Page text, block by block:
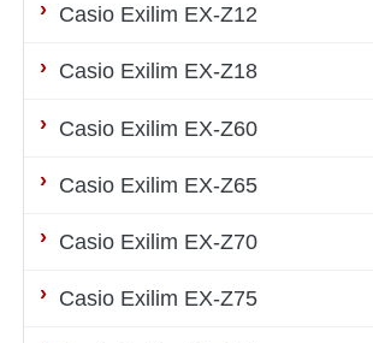
Casio Exilim EX-Z12
Casio Exilim EX-Z18
Casio Exilim EX-Z60
Casio Exilim EX-Z65
Casio Exilim EX-Z70
Casio Exilim EX-Z75